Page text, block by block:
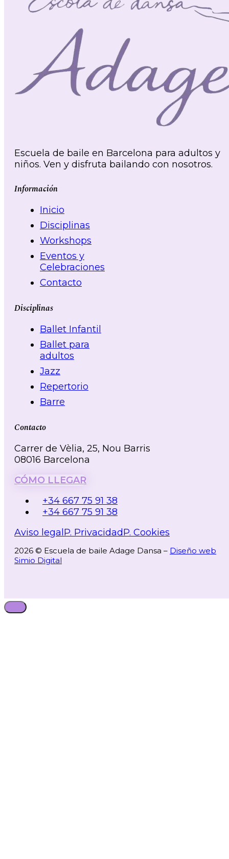
Escuela de baile en Barcelona para adultos y
niños. Ven y disfruta bailando con nosotros.
Información
Inicio
Disciplinas
Workshops
Eventos y
Celebraciones
Contacto
Disciplinas
Ballet Infantil
Ballet para
adultos
Jazz
Repertorio
Barre
Contacto
Carrer de Vèlia, 25, Nou Barris
08016 Barcelona
CÓMO LLEGAR
+34 667 75 91 38
+34 667 75 91 38
Aviso legalP. PrivacidadP. Cookies
2026 © Escuela de baile Adage Dansa – Diseño web
Simio Digital